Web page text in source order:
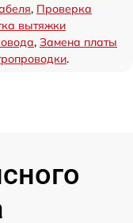
, Проверка
вытяжки
, Замена платы
.